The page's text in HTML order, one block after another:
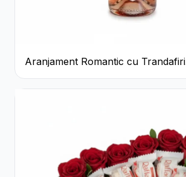
Aranjament Romantic cu Trandafiri
Roșii și Șampanie rose